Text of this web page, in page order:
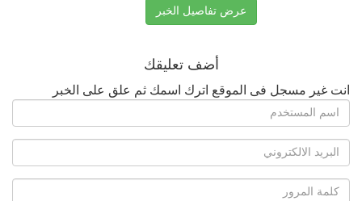
عرض تفاصيل الخبر
أضف تعليقك
انت غير مسجل فى الموقع اترك اسمك ثم علق على الخبر